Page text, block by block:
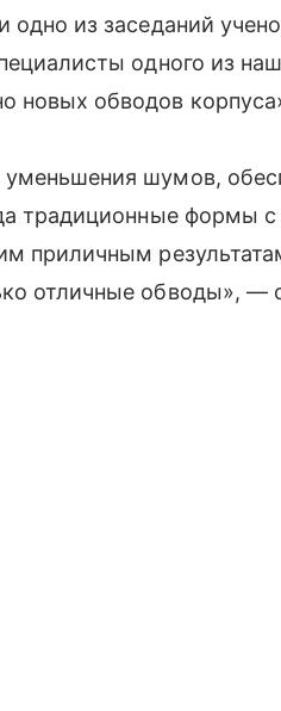
из заседаний
одного из
новых обводов
шумов,
традиционные формы
приличным
отличные обводы», —